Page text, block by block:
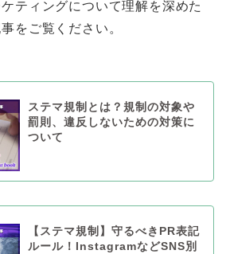
ティングについて理解を深めた
をご覧ください。
ステマ規制とは？規制の対象や
罰則、違反しないための対策に
ついて
【ステマ規制】守るべきPR表記
ルール！InstagramなどSNS別